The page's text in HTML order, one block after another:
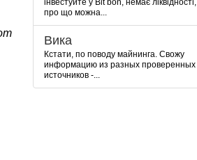
інвестуйте у Bit bon, немає ліквідності,
про що можна...
Вика
Кстати, по поводу майнинга. Свожу
информацию из разных проверенных
источников -...